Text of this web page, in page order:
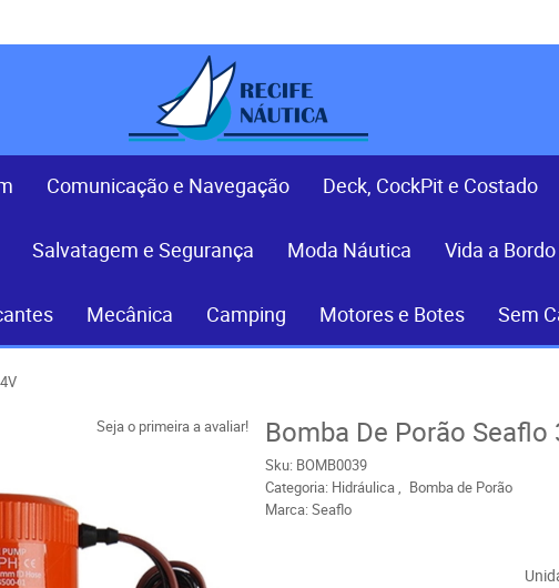
Comunicação e Navegação Deck, CockPit e Costado
Salvatagem e Segurança Moda Náutica Vida a Bordo
Mecânica Camping Motores e Botes Sem
Seja o primeira a avaliar! Bomba De Porão Seaflo
Sku: BOMB0039
Categoria: Hidráulica
Bomba de Porão
Marca:Seaflo